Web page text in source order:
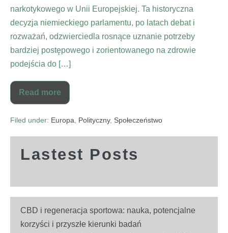
narkotykowego w Unii Europejskiej. Ta historyczna
decyzja niemieckiego parlamentu, po latach debat i
rozważań, odzwierciedla rosnące uznanie potrzeby
bardziej postępowego i zorientowanego na zdrowie
podejścia do […]
Read more
Filed under: Europa Polityczny, Społeczeństwo
Lastest Posts
CBD i regeneracja sportowa: nauka, potencjalne
korzyści i przyszłe kierunki badań